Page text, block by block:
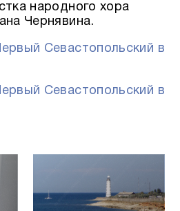
народного хора
Чернявина.
Севастопольский в
Севастопольский в